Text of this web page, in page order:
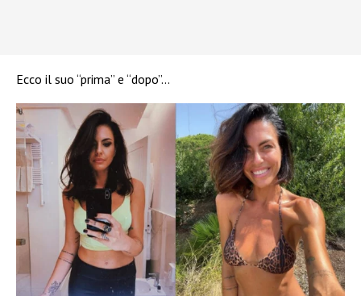
Ecco il suo “prima” e “dopo”…